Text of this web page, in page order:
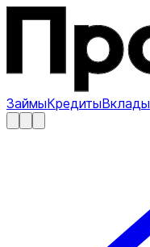
ЗаймыКредитыВклады